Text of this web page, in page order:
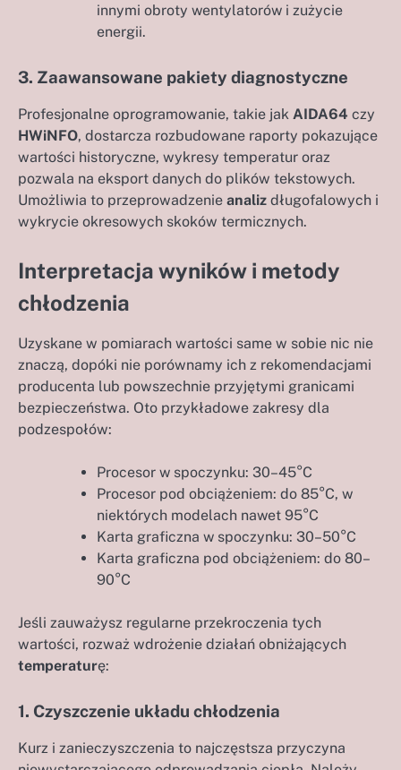
innymi obroty wentylatorów i zużycie
energii.
3. Zaawansowane pakiety diagnostyczne
Profesjonalne oprogramowanie, takie jak AIDA64 czy
HWiNFO, dostarcza rozbudowane raporty pokazujące
wartości historyczne, wykresy temperatur oraz
pozwala na eksport danych do plików tekstowych.
Umożliwia to przeprowadzenie analiz długofalowych i
wykrycie okresowych skoków termicznych.
Interpretacja wyników i metody
chłodzenia
Uzyskane w pomiarach wartości same w sobie nic nie
znaczą, dopóki nie porównamy ich z rekomendacjami
producenta lub powszechnie przyjętymi granicami
bezpieczeństwa. Oto przykładowe zakresy dla
podzespołów:
Procesor w spoczynku: 30–45°C
Procesor pod obciążeniem: do 85°C, w
niektórych modelach nawet 95°C
Karta graficzna w spoczynku: 30–50°C
Karta graficzna pod obciążeniem: do 80–
90°C
Jeśli zauważysz regularne przekroczenia tych
wartości, rozważ wdrożenie działań obniżających
temperaturę:
1. Czyszczenie układu chłodzenia
Kurz i zanieczyszczenia to najczęstsza przyczyna